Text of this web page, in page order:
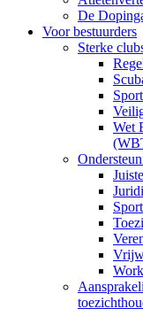
De
Voor bestuurders
Sterke
Wet